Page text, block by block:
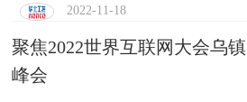
2022-11-18
聚焦2022世界互联网大会乌镇
峰会